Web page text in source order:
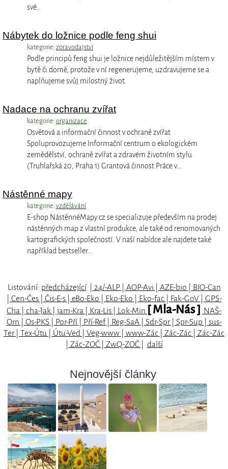
své…
Nábytek do ložnice podle feng shui
kategorie: zpravodajství
Podle principů feng shui je ložnice nejdůležitějším místem v
bytě či domě, protože v ní regenerujeme, uzdravujeme se a
naplňujeme svůj milostný život.
Nadace na ochranu zvířat
kategorie: organizace
Osvětová a informační činnost v ochraně zvířat
Spoluprovozujeme Informační centrum o ekologickém
zemědělství, ochraně zvířat a zdravém životním stylu
(Truhlařská 20, Praha 1) Grantová činnost Práce v…
Nástěnné mapy
kategorie: vzdělávání
E-shop NástěnnéMapy.cz se specializuje především na prodej
nástěnných map z vlastní produkce, ale také od renomovaných
kartografických společností. V naší nabídce ale najdete také
například bestseller…
Listování: předcházející| 24/-ALP AOP-Avi AZE-bio
BIO-Can
Cen-Čes Čis-E-s eBo-Eko Eko-Eko Eko-fac Fak-GoV
GPS-
Cha
cha-Jak jam-Kra Kra-Lis Lok-Min [ Mla-Nás ] NAŠ-
Orn
Os-PKS Por-Pří Pří-Ref Reg-SaA Sdr-Spr Spr-Sup
sus-
Ter
Tex-Útu Útu-Ved Veg-www www-Zác Zác-Zác
Zác-Zác
Zác-ZOČ ZwQ-ZOČ další
Nejnovější články